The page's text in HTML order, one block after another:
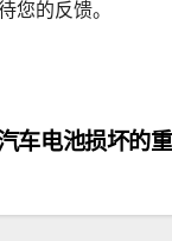
您的反馈。
车电池损坏的